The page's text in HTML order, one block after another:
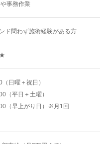
事務作業
ド問わず施術経験がある方
日曜＋祝日）
（平日＋土曜）
（早上がり日）※月1回